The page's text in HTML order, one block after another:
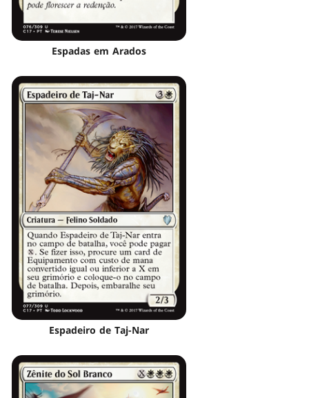
Espadas em Arados
Espadeiro de Taj-Nar